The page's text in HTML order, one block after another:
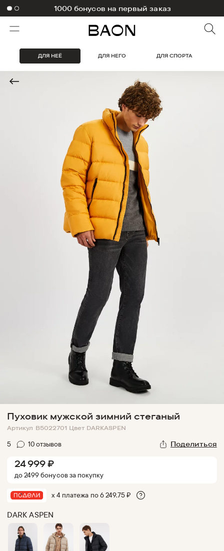
1000 бонусов на первый заказ
-10% на первый заказ в приложении
ДЛЯ НЕЁ ДЛЯ НЕГО ДЛЯ СПОРТА
Пуховик мужской зимний стеганый
Артикул B5022701 Цвет DARKASPEN
5 10отзывов Поделиться
24 999 ₽
до2499бонусовза покупку
х 4 платежа по6 249.75₽
DARK ASPEN